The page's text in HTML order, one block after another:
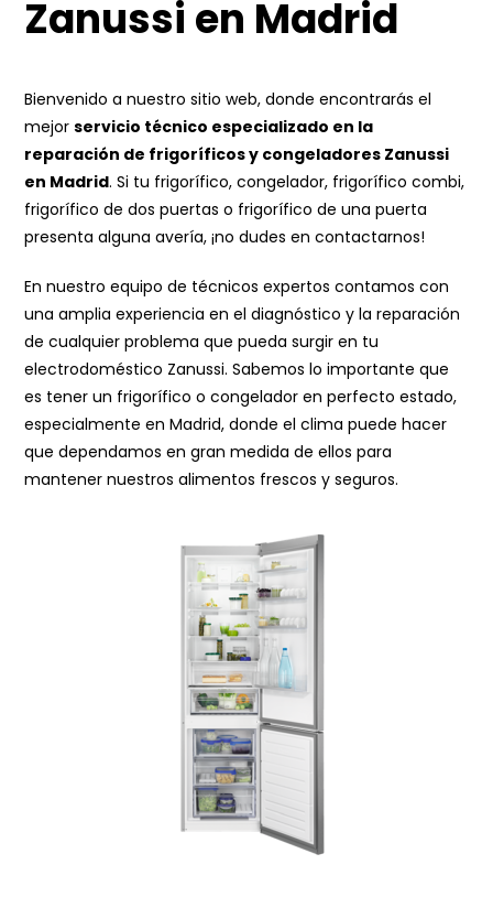
Zanussi en Madrid
Bienvenido a nuestro sitio web, donde encontrarás el
mejorservicio técnico especializado en la
reparación de frigoríficos y congeladores Zanussi
en Madrid. Si tu frigorífico, congelador, frigorífico combi,
frigorífico de dos puertas o frigorífico de una puerta
presenta alguna avería, ¡no dudes en contactarnos!
En nuestro equipo de técnicos expertos contamos con
una amplia experiencia en el diagnóstico y la reparación
de cualquier problema que pueda surgir en tu
electrodoméstico Zanussi. Sabemos lo importante que
es tener un frigorífico o congelador en perfecto estado,
especialmente en Madrid, donde el clima puede hacer
que dependamos en gran medida de ellos para
mantener nuestros alimentos frescos y seguros.